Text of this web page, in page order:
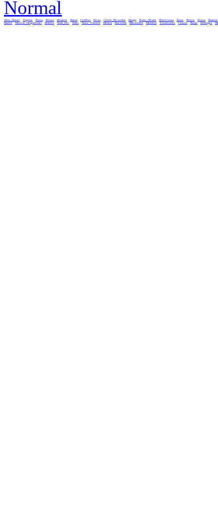
Normal
Vatra_Dornei Zugreni Rarau Barnar Brosteni Durau Ceahlau Bicaz Cheile_Bicazului Hangu Piatra_Neamt Bistricioara Borsa Botiza Sinaia
Busteni
Humor
Mitocul_Dragomirnei Bistrita Vadu_Izei Vama Valea_Viseului Medias Bucovina Maramures Moldova Transilvania Crisana Banat Dobrogea